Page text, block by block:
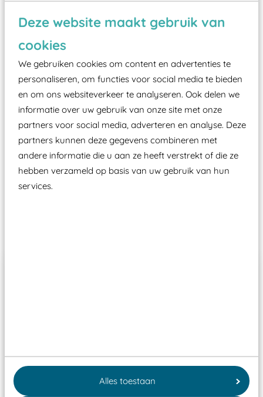
Deze website maakt gebruik van
cookies
We gebruiken cookies om content en advertenties te
personaliseren, om functies voor social media te bieden
en om ons websiteverkeer te analyseren. Ook delen we
informatie over uw gebruik van onze site met onze
partners voor social media, adverteren en analyse. Deze
partners kunnen deze gegevens combineren met
andere informatie die u aan ze heeft verstrekt of die ze
hebben verzameld op basis van uw gebruik van hun
services.
Alles toestaan
Vanaf een valhoogte van 1,5 meter een speciale
valondergrond onder speeltoestellen verplicht is
zoals kunstgras, rubber tegels of boomschors?
Elk speeltoestel in de openbare ruimte voorzien
moet zijn van een typekeuring, -plaatje en
certificering, uitgegeven door een Nederlands
aangewezen keuringsinstantie?
Wij ook speeltoestellen kunnen laten keuren zodat
ze toch binnen het Warenwetbesluit Attractie- en
Speeltoestellen vallen?